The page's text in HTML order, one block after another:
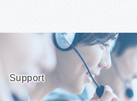
Support